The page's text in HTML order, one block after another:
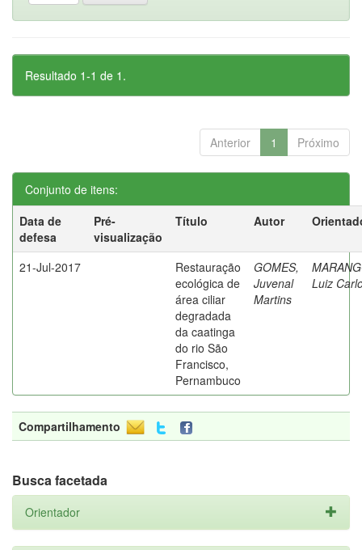
Resultado 1-1 de 1.
Anterior 1 Próximo
Conjunto de itens:
Data de
defesa
Pré-
visualização
Título Autor
21-Jul-2017
Restauração
ecológica de
área ciliar
degradada
da caatinga
do rio São
Francisco,
Pernambuco
GOMES,
Juvenal
Martins
Luiz
Compartilhamento
Busca facetada
Orientador